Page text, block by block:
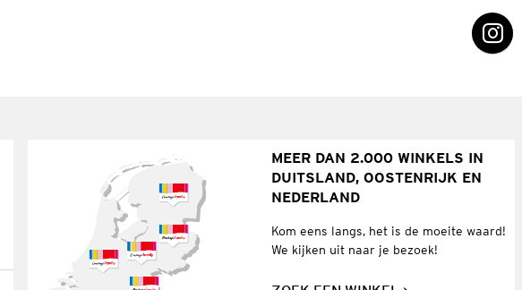
MEER DAN 2.000 WINKELS IN
DUITSLAND, OOSTENRIJK EN
NEDERLAND
Kom eens langs, het is de moeite waard!
We kijken uit naar je bezoek!